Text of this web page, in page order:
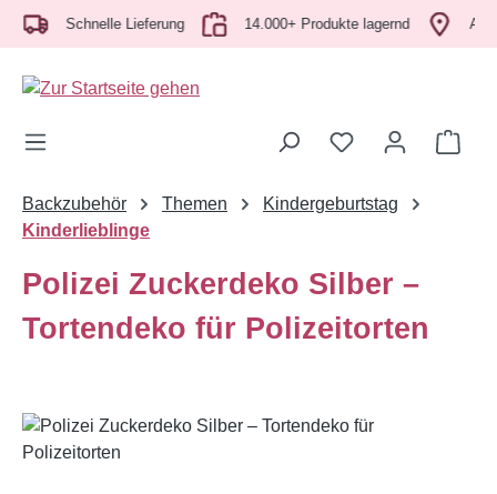
Zum Hauptinhalt springen
Schnelle Lieferung 14.000+ Produkte lagernd
Backzubehör Themen
Kindergeburtstag
Kinderlieblinge
Polizei Zuckerdeko Silber –
Tortendeko für Polizeitorten
Bildergalerie überspringen